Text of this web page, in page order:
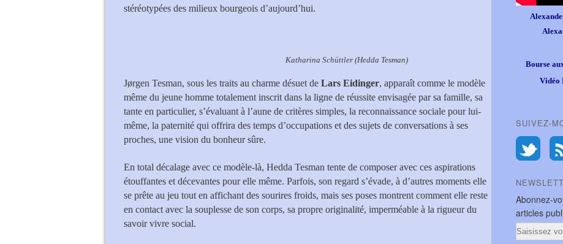
stéréotypées des milieux bourgeois d’aujourd’hui.
Katharina Schüttler (Hedda Tesman)
Jørgen Tesman, sous les traits au charme désuet de Lars Eidinger, apparaît comme le modèle
même du jeune homme totalement inscrit dans la ligne de réussite envisagée par sa famille, sa
tante en particulier, s’évaluant à l’aune de critères simples, la reconnaissance sociale pour lui-
même, la paternité qui offrira des temps d’occupations et des sujets de conversations à ses
proches, une vision du bonheur sûre.
En total décalage avec ce modèle-là, Hedda Tesman tente de composer avec ces aspirations
étouffantes et décevantes pour elle même. Parfois, son regard s’évade, à d’autres moments elle
se prête au jeu tout en affichant des sourires froids, mais ses poses montrent comment elle reste
en contact avec la souplesse de son corps, sa propre originalité, imperméable à la rigueur du
savoir vivre social.
Bourse
Vidéo
SUIVEZ-
Abonnez-
articles
Email